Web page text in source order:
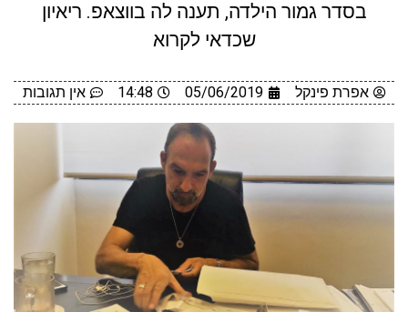
בסדר גמור הילדה, תענה לה בווצאפ. ריאיון
שכדאי לקרוא
אפרת פינקל 05/06/2019
14:48 אין תגובות